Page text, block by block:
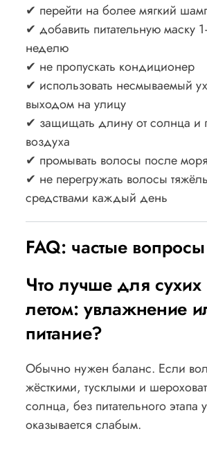
✔ перейти на более мягкий
✔ добавить питательную маску
неделю
✔ не пропускать кондиционер
✔ использовать несмываемый
выходом на улицу
✔ защищать длину от солнца и
воздуха
✔ промывать волосы после
✔ не перегружать волосы
средствами каждый день
FAQ: частые вопросы
Что лучше для сухих
летом: увлажнение
питание?
Обычно нужен баланс. Если
жёсткими, тусклыми и
солнца, без питательного этапа
оказывается слабым.